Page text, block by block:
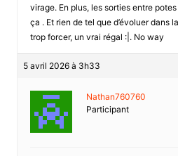
virage. En plus, les sorties entre
ça . Et rien de tel que d’évoluer dans
trop forcer, un vrai régal :|. No way
5 avril 2026 à 3h33
Nathan760760
Participant